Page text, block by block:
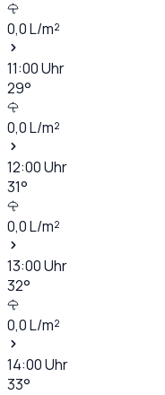
0,0L/m²
11:00Uhr
29°
0,0L/m²
12:00Uhr
31°
0,0L/m²
13:00Uhr
32°
0,0L/m²
14:00Uhr
33°